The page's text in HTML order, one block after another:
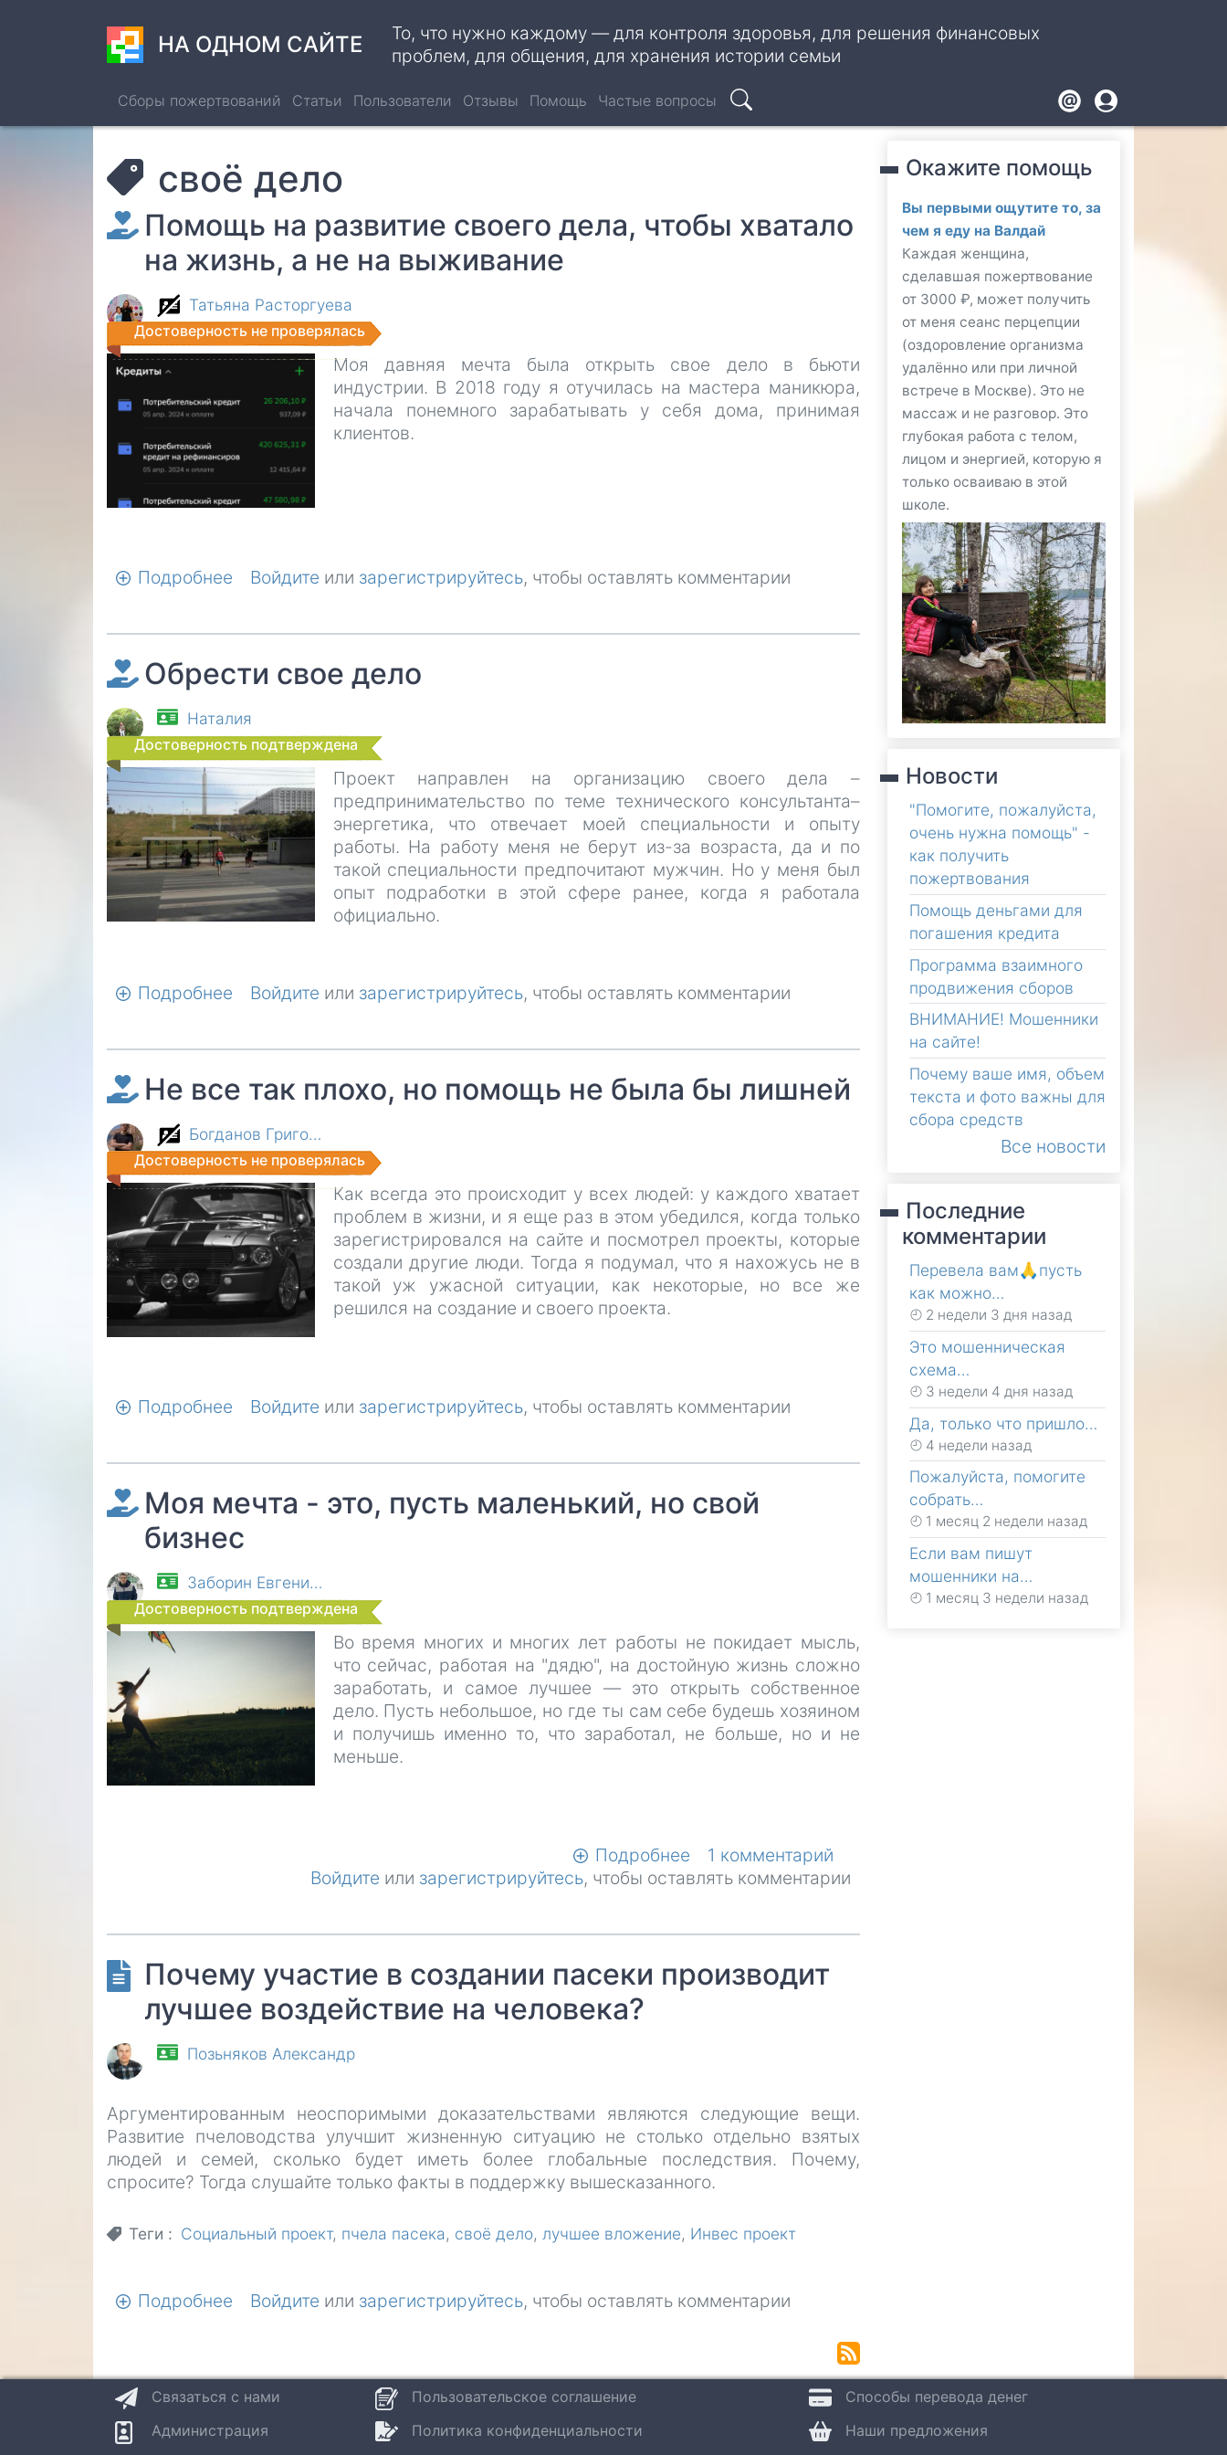
НА ОДНОМ САЙТЕ
То, что нужно каждому — для контроля здоровья, для решения финансовых
проблем, для общения, для хранения истории семьи
Сборы пожертвований Статьи Пользователи Отзывы Помощь Частые вопросы
Поиск Footer
User
account
menu
своё дело
Помощь на развитие своего дела, чтобы хватало
на жизнь, а не на выживание
Татьяна Расторгуева
Достоверность не проверялась
Моя давняя мечта была открыть свое дело в бьюти
индустрии. В 2018 году я отучилась на мастера маникюра,
начала понемного зарабатывать у себя дома, принимая
клиентов.
Подробнее
своего
дела, чтобы
хватало
на
жизнь,
а
не
на
выживание
Войдите или зарегистрируйтесь, чтобы оставлять комментарии
Обрести свое дело
Наталия
Достоверность подтверждена
Проект направлен на организацию своего дела –
предпринимательство по теме технического консультанта–
энергетика, что отвечает моей специальности и опыту
работы. На работу меня не берут из-за возраста, да и по
такой специальности предпочитают мужчин. Но у меня был
опыт подработки в этой сфере ранее, когда я работала
официально.
Подробнее Войдите или зарегистрируйтесь, чтобы оставлять комментарии
Не все так плохо, но помощь не была бы лишней
Богданов Григо…
Достоверность не проверялась
Как всегда это происходит у всех людей: у каждого хватает
проблем в жизни, и я еще раз в этом убедился, когда только
зарегистрировался на сайте и посмотрел проекты, которые
создали другие люди. Тогда я подумал, что я нахожусь не в
такой уж ужасной ситуации, как некоторые, но все же
решился на создание и своего проекта.
Подробнее
плохо,
но
помощь
была
бы
лишней
Войдите или зарегистрируйтесь, чтобы оставлять комментарии
Моя мечта - это, пусть маленький, но свой
бизнес
Заборин Евгени…
Достоверность подтверждена
Во время многих и многих лет работы не покидает мысль,
что сейчас, работая на "дядю", на достойную жизнь сложно
заработать, и самое лучшее — это открыть собственное
дело. Пусть небольшое, но где ты сам себе будешь хозяином
и получишь именно то, что заработал, не больше, но и не
меньше.
Подробнее
Моя
пусть
маленький,
1 комментарий
Войдите или зарегистрируйтесь, чтобы оставлять комментарии
Почему участие в создании пасеки производит
лучшее воздействие на человека?
Позьняков Александр
Аргументированным неоспоримыми доказательствами являются следующие вещи.
Развитие пчеловодства улучшит жизненную ситуацию не столько отдельно взятых
людей и семей, сколько будет иметь более глобальные последствия. Почему,
спросите? Тогда слушайте только факты в поддержку вышесказанного.
Теги Социальный проект пчела пасека своё дело лучшее вложение Инвес проект
Подробнее
создании
производит
Войдите или зарегистрируйтесь, чтобы оставлять комментарии
Окажите помощь
Вы первыми ощутите то, за
чем я еду на Валдай
Каждая женщина,
сделавшая пожертвование
от 3000 ₽, может получить
от меня сеанс перцепции
(оздоровление организма
удалённо или при личной
встрече в Москве). Это не
массаж и не разговор. Это
глубокая работа с телом,
лицом и энергией, которую я
только осваиваю в этой
школе.
Новости
"Помогите, пожалуйста,
очень нужна помощь" -
как получить
пожертвования
Помощь деньгами для
погашения кредита
Программа взаимного
продвижения сборов
ВНИМАНИЕ! Мошенники
на сайте!
Почему ваше имя, объем
текста и фото важны для
сбора средств
Все новости
Последние
комментарии
Перевела вам🙏пусть
как можно…
2 недели 3 дня назад
Это мошенническая
схема…
3 недели 4 дня назад
Да, только что пришло…
4 недели назад
Пожалуйста, помогите
собрать…
1 месяц 2 недели назад
Если вам пишут
мошенники на…
1 месяц 3 недели назад
Связаться с нами
Администрация
Пользовательское соглашение
Политика конфиденциальности
Способы перевода денег
Наши предложения